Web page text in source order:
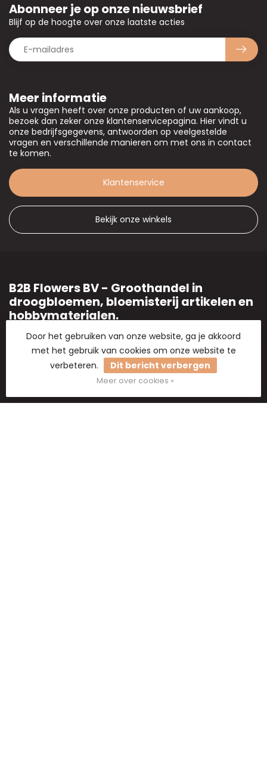
Meer informatie
Als u vragen heeft over onze producten of uw aankoop,
bezoek dan zeker onze klantenservicepagina. Hier vindt u
onze bedrijfsgegevens, antwoorden op veelgestelde
vragen en verschillende manieren om met ons in contact
te komen.
Klantenservice
Bekijk onze winkels
Abonneer je op onze nieuwsbrief
Blijf op de hoogte over onze laatste acties
B2B Flowers BV - Groothandel in
droogbloemen, bloemisterij artikelen en
hobbymaterialen.
Groothandel in droogbloemen
2e Poellaan 30-32
2161 CJ Lisse
Door het gebruiken van onze website, ga je akkoord
met het gebruik van cookies om onze website te
verbeteren.
Dit bericht verbergen
Meer over cookies »